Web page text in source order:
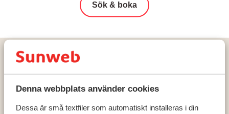
Denna webbplats använder cookies
Dessa är små textfiler som automatiskt installeras i din
Sök & boka
Hem Skidresor Österrike